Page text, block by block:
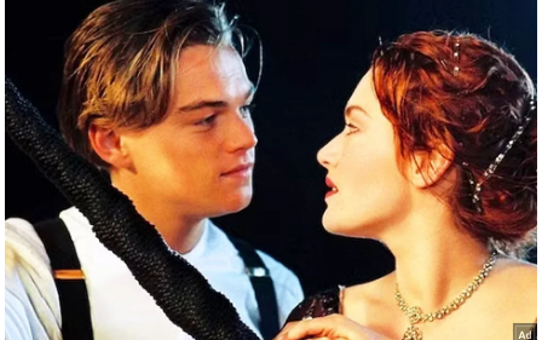
र्म
स्थ
ल
त
त्यो
हा
र